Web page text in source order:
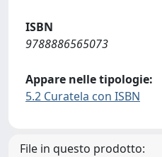
ISBN
9788886565073
Appare nelle tipologie:
5.2 Curatela con ISBN
File in questo prodotto: